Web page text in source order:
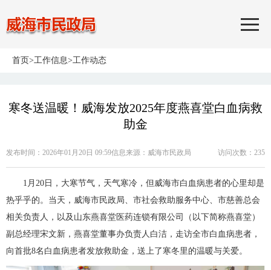
首页>工作信息>工作动态
寒冬送温暖！威海发放2025年度燕喜堂白血病救
助金
发布时间：2026年01月20日 09:59信息来源： 威海市民政局 访问次数： 235
1月20日，大寒节气，天气寒冷，但威海市白血病患者的心里却是
热乎乎的。当天，威海市民政局、市社会救助服务中心、市慈善总会
相关负责人，以及山东燕喜堂医药连锁有限公司（以下简称燕喜堂）
副总经理宋文新，燕喜堂董事办负责人白洁，走访全市白血病患者，
向首批8名白血病患者发放救助金，送上了寒冬里的温暖与关爱。